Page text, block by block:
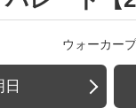
ウォーカー
日